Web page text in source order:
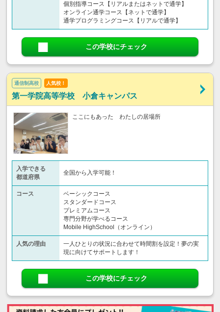
個別指導コース【リアルまたはネットで通学】
オンライン通学コース【ネットで通学】
通学プログラミングコース【リアルで通学】
この学校にチェック
通信制高校 人気校！
第一学院高等学校 小倉キャンパス
ここにもあった わたしの居場所
入学できる
都道府県
全国から入学可能！
コース
ベーシックコース
スタンダードコース
プレミアムコース
専門分野が学べるコース
Mobile HighSchool（オンライン）
人気の理由
一人ひとりの状況に合わせて時間割を設定！夢の実
現に向けてサポートします！
この学校にチェック